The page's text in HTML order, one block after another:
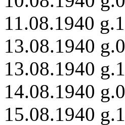
11.08.1940
13.08.1940
13.08.1940
14.08.1940
15.08.1940